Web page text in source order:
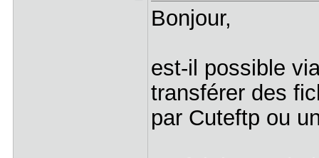
Bonjour,
est-il possible
transférer des
par Cuteftp ou